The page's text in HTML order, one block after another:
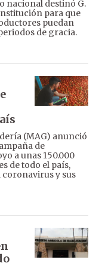
nacional destinó G.
para que
puedan
de gracia.
(MAG) anunció
de
a unas 150.000
de todo el país,
coronavirus y sus